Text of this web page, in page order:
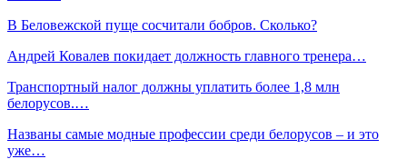
В Беловежской пуще сосчитали бобров. Сколько?
Андрей Ковалев покидает должность главного тренера…
Транспортный налог должны уплатить более 1,8 млн
белорусов.…
Названы самые модные профессии среди белорусов – и это
уже…